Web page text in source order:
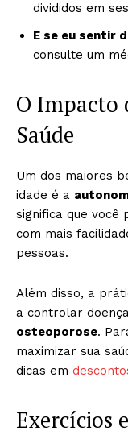
divididos em
E se eu sentir
consulte um
O Impacto
Saúde
Um dos maiores
idade é a
significa que você
com mais
pessoas.
Além disso, a
a controlar
osteoporose.
maximizar sua
dicas em
Exercícios